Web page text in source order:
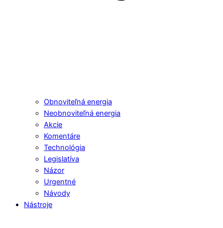
Obnoviteľná energia
Neobnoviteľná energia
Akcie
Komentáre
Technológia
Legislatíva
Názor
Urgentné
Návody
Nástroje